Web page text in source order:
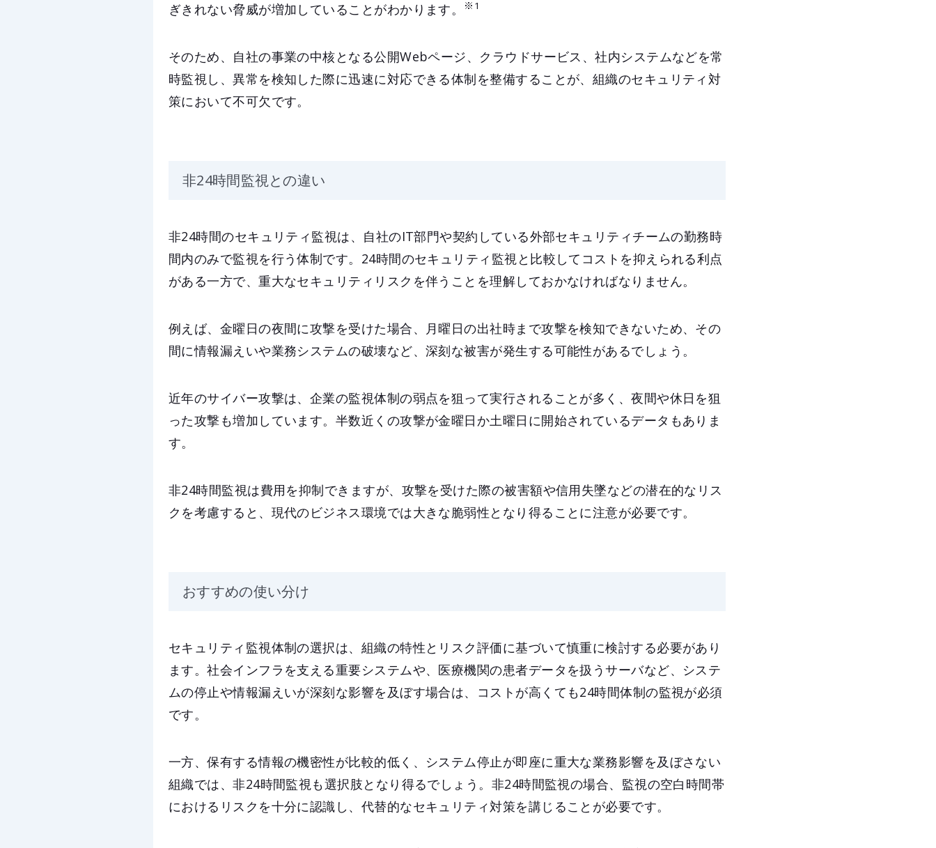
ぎきれない脅威が増加していることがわかります。
※1
そのため、自社の事業の中核となる公開Webページ、クラウドサービス、社内システムなどを常
時監視し、異常を検知した際に迅速に対応できる体制を整備することが、組織のセキュリティ対
策において不可欠です。
非24時間監視との違い
非24時間のセキュリティ監視は、自社のIT部門や契約している外部セキュリティチームの勤務時
間内のみで監視を行う体制です。24時間のセキュリティ監視と比較してコストを抑えられる利点
がある一方で、重大なセキュリティリスクを伴うことを理解しておかなければなりません。
例えば、金曜日の夜間に攻撃を受けた場合、月曜日の出社時まで攻撃を検知できないため、その
間に情報漏えいや業務システムの破壊など、深刻な被害が発生する可能性があるでしょう。
近年のサイバー攻撃は、企業の監視体制の弱点を狙って実行されることが多く、夜間や休日を狙
った攻撃も増加しています。半数近くの攻撃が金曜日か土曜日に開始されているデータもありま
す。
非24時間監視は費用を抑制できますが、攻撃を受けた際の被害額や信用失墜などの潜在的なリス
クを考慮すると、現代のビジネス環境では大きな脆弱性となり得ることに注意が必要です。
おすすめの使い分け
セキュリティ監視体制の選択は、組織の特性とリスク評価に基づいて慎重に検討する必要があり
ます。社会インフラを支える重要システムや、医療機関の患者データを扱うサーバなど、システ
ムの停止や情報漏えいが深刻な影響を及ぼす場合は、コストが高くても24時間体制の監視が必須
です。
一方、保有する情報の機密性が比較的低く、システム停止が即座に重大な業務影響を及ぼさない
組織では、非24時間監視も選択肢となり得るでしょう。非24時間監視の場合、監視の空白時間帯
におけるリスクを十分に認識し、代替的なセキュリティ対策を講じることが必要です。